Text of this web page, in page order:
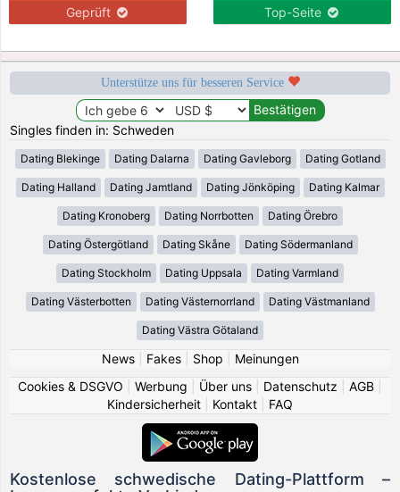
Geprüft Top-Seite
Unterstütze uns für besseren Service
Singles finden in: Schweden
Dating Blekinge Dating Dalarna Dating Gavleborg Dating Gotland
Dating Halland Dating Jamtland Dating Jönköping Dating Kalmar
Dating Kronoberg Dating Norrbotten Dating Örebro
Dating Östergötland Dating Skåne Dating Södermanland
Dating Stockholm Dating Uppsala Dating Varmland
Dating Västerbotten Dating Västernorrland Dating Västmanland
Dating Västra Götaland
News| Fakes| Shop
Meinungen
Cookies & DSGVO
Werbung Über uns Datenschutz AGB
Kindersicherheit
Kontakt FAQ
Kostenlose schwedische Dating-Plattform –